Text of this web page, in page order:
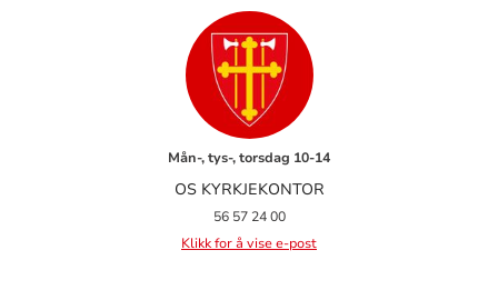
Mån-, tys-, torsdag 10-14
OS KYRKJEKONTOR
56 57 24 00
Klikk for å vise e-post